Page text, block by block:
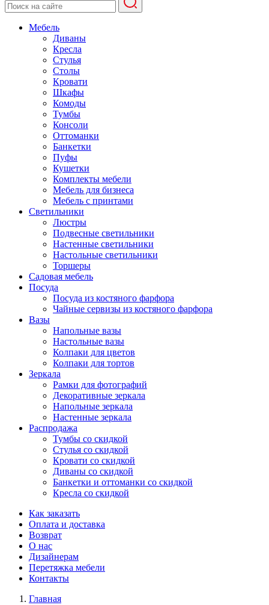
Мебель
Диваны
Кресла
Стулья
Столы
Кровати
Шкафы
Комоды
Тумбы
Консоли
Оттоманки
Банкетки
Пуфы
Кушетки
Комплекты мебели
Мебель для бизнеса
Мебель с принтами
Светильники
Люстры
Подвесные светильники
Настенные светильники
Настольные светильники
Торшеры
Садовая мебель
Посуда
Посуда из костяного фарфора
Чайные сервизы из костяного фарфора
Вазы
Напольные вазы
Настольные вазы
Колпаки для цветов
Колпаки для тортов
Зеркала
Рамки для фотографий
Декоративные зеркала
Напольные зеркала
Настенные зеркала
Распродажа
Тумбы со скидкой
Стулья со скидкой
Кровати со скидкой
Диваны со скидкой
Банкетки и оттоманки со скидкой
Кресла со скидкой
Как заказать
Оплата и доставка
Возврат
О нас
Дизайнерам
Перетяжка мебели
Контакты
Главная